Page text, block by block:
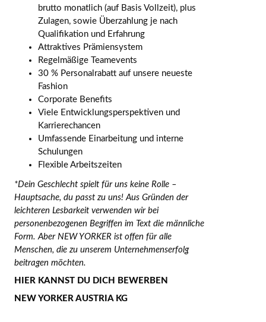
brutto monatlich (auf Basis Vollzeit), plus
Zulagen, sowie Überzahlung je nach
Qualifikation und Erfahrung
Attraktives Prämiensystem
Regelmäßige Teamevents
30 % Personalrabatt auf unsere neueste
Fashion
Corporate Benefits
Viele Entwicklungsperspektiven und
Karrierechancen
Umfassende Einarbeitung und interne
Schulungen
Flexible Arbeitszeiten
*Dein Geschlecht spielt für uns keine Rolle –
Hauptsache, du passt zu uns! Aus Gründen der
leichteren Lesbarkeit verwenden wir bei
personenbezogenen Begriffen im Text die männliche
Form. Aber NEW YORKER ist offen für alle
Menschen, die zu unserem Unternehmenserfolg
beitragen möchten.
HIER KANNST DU DICH BEWERBEN
NEW YORKER AUSTRIA KG